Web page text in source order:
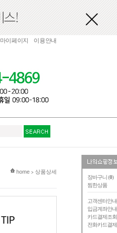
장바구니 (0)
찜한상품
고객센터안내
입금계좌안내
카드결제조회
전화카드결제
마이페이지 이용안내
현재 위치
home > 상품상세